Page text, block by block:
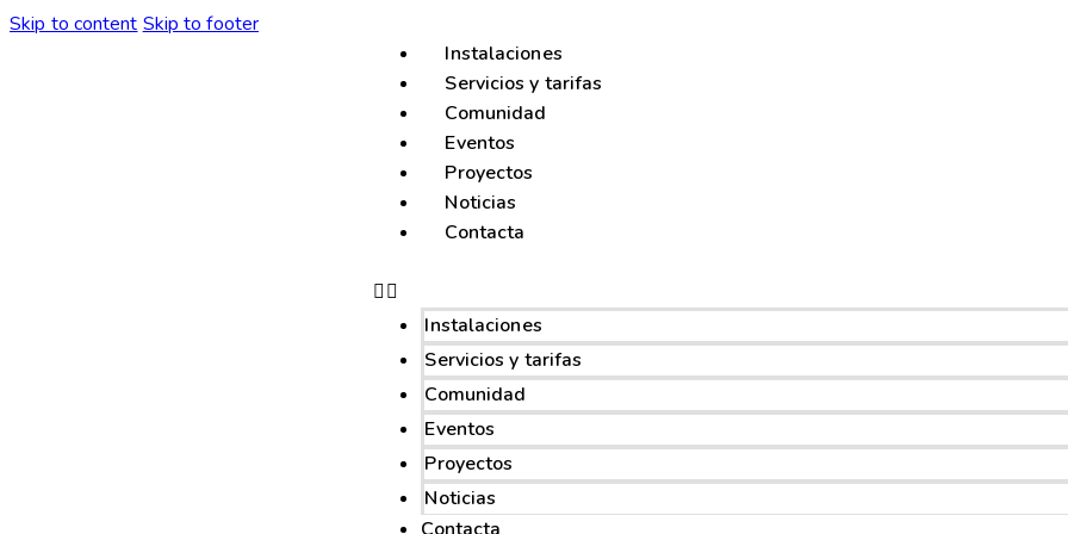
Skip to content Skip to footer
Instalaciones
Servicios y tarifas
Comunidad
Eventos
Proyectos
Noticias
Contacta
Instalaciones
Servicios y tarifas
Comunidad
Eventos
Proyectos
Noticias